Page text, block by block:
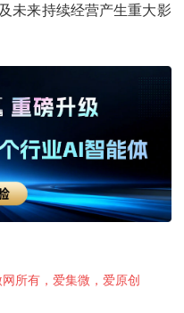
未来持续经营产生重大影
所有，爱集微，爱原创